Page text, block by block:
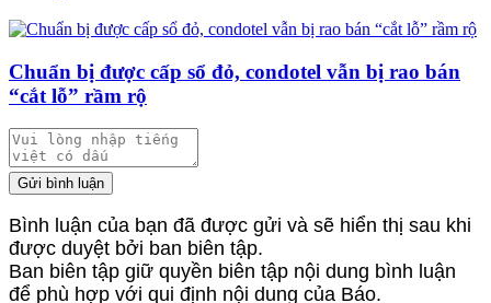
Chuẩn bị được cấp sổ đỏ, condotel vẫn bị rao bán
“cắt lỗ” rầm rộ
Gửi bình luận
Bình luận của bạn đã được gửi và sẽ hiển thị sau khi
được duyệt bởi ban biên tập.
Ban biên tập giữ quyền biên tập nội dung bình luận
để phù hợp với qui định nội dung của Báo.